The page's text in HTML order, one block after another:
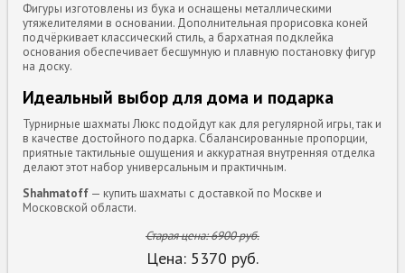
Фигуры изготовлены из бука и оснащены металлическими
утяжелителями в основании. Дополнительная прорисовка коней
подчёркивает классический стиль, а бархатная подклейка
основания обеспечивает бесшумную и плавную постановку фигур
на доску.
Идеальный выбор для дома и подарка
Турнирные шахматы Люкс подойдут как для регулярной игры, так и
в качестве достойного подарка. Сбалансированные пропорции,
приятные тактильные ощущения и аккуратная внутренняя отделка
делают этот набор универсальным и практичным.
Shahmatoff — купить шахматы с доставкой по Москве и
Московской области.
Старая цена:6900руб.
Цена: 5370 руб.